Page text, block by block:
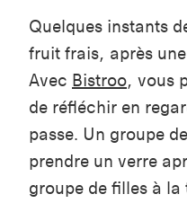
Quelques instants
fruit frais, après
Avec Bistroo, vous
de réfléchir en
passe. Un groupe
prendre un verre
groupe de filles à la